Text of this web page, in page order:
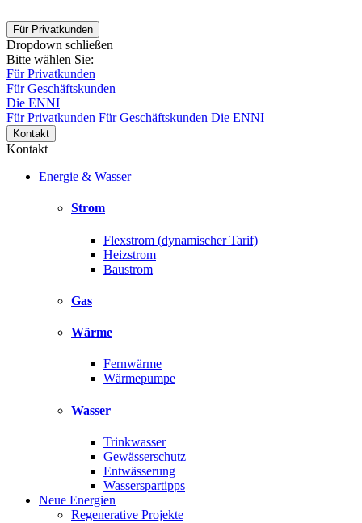
Für Privatkunden
Dropdown schließen
Bitte wählen Sie:
Für Privatkunden
Für Geschäftskunden
Die ENNI
Für Privatkunden Für Geschäftskunden Die ENNI
Kontakt
Kontakt
Energie & Wasser
Strom
Flexstrom (dynamischer Tarif)
Heizstrom
Baustrom
Gas
Wärme
Fernwärme
Wärmepumpe
Wasser
Trinkwasser
Gewässerschutz
Entwässerung
Wasserspartipps
Neue Energien
Regenerative Projekte